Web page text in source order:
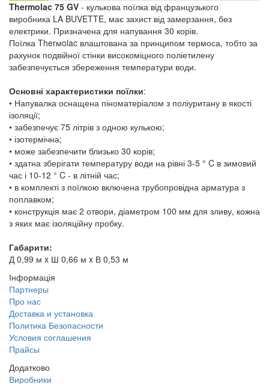
Thermolac 75 GV - кулькова поїлка від французького
виробника LA BUVETTE, має захист від замерзання, без
електрики. Призначена для напування 30 корів.
Поїлка Therмolac влаштована за принципом термоса, тобто за
рахунок подвійної стінки високоміцного поліетилену
забезпечується збереження температури води.
Основні характеристики поїлки:
• Напувалка оснащена піноматеріалом з поліуритану в якості
ізоляції;
• забезпечує 75 літрів з одною кулькою;
• ізотермічна;
• може забезпечити близько 30 корів;
• здатна зберігати температуру води на рівні 3-5 ° C в зимовий
час і 10-12 ° C - в літній час;
• в комплекті з поїлкою включена трубопровідна арматура з
поплавком;
• конструкція має 2 отвори, діаметром 100 мм для зливу, кожна
з яких має ізоляційну пробку.
Габарити:
Д 0,99 м x Ш 0,66 м x В 0,53 м
Інформація
Партнеры
Про нас
Доставка и установка
Политика Безопасности
Условия соглашения
Прайсы
Додатково
Виробники